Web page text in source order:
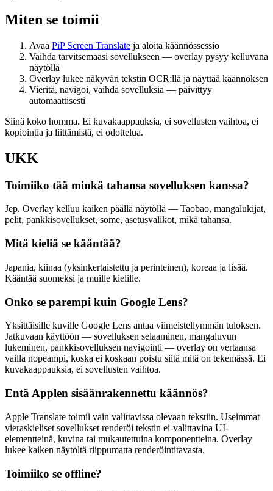
Miten se toimii
Avaa PiP Screen Translate ja aloita käännössessio
Vaihda tarvitsemaasi sovellukseen — overlay pysyy kelluvana
näytöllä
Overlay lukee näkyvän tekstin OCR:llä ja näyttää käännöksen
Vieritä, navigoi, vaihda sovelluksia — päivittyy
automaattisesti
Siinä koko homma. Ei kuvakaappauksia, ei sovellusten vaihtoa, ei
kopiointia ja liittämistä, ei odottelua.
UKK
Toimiiko tää minkä tahansa sovelluksen kanssa?
Jep. Overlay kelluu kaiken päällä näytöllä — Taobao, mangalukijat,
pelit, pankkisovellukset, some, asetusvalikot, mikä tahansa.
Mitä kieliä se kääntää?
Japania, kiinaa (yksinkertaistettu ja perinteinen), koreaa ja lisää.
Kääntää suomeksi ja muille kielille.
Onko se parempi kuin Google Lens?
Yksittäisille kuville Google Lens antaa viimeistellymmän tuloksen.
Jatkuvaan käyttöön — sovelluksen selaaminen, mangaluvun
lukeminen, pankkisovelluksen navigointi — overlay on vertaansa
vailla nopeampi, koska ei koskaan poistu siitä mitä on tekemässä. Ei
kuvakaappauksia, ei sovellusten vaihtoa.
Entä Applen sisäänrakennettu käännös?
Apple Translate toimii vain valittavissa olevaan tekstiin. Useimmat
vieraskieliset sovellukset renderöi tekstin ei-valittavina UI-
elementteinä, kuvina tai mukautettuina komponentteina. Overlay
lukee kaiken näytöltä riippumatta renderöintitavasta.
Toimiiko se offline?